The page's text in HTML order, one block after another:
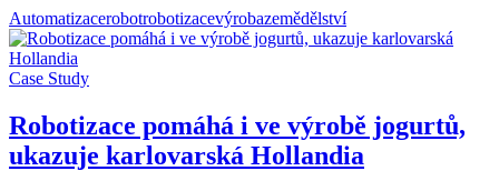
Automatizacerobotrobotizacevýrobazemědělství
Case Study
Robotizace pomáhá i ve výrobě jogurtů,
ukazuje karlovarská Hollandia